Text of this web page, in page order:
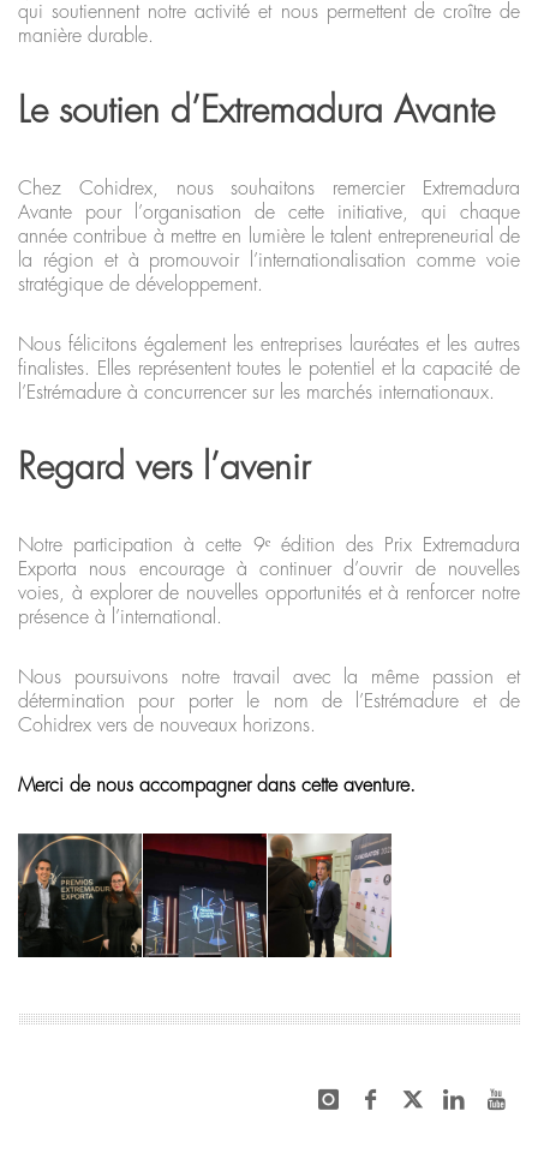
qui soutiennent notre activité et nous permettent de croître de
manière durable.
Le soutien d’Extremadura Avante
Chez Cohidrex, nous souhaitons remercier Extremadura
Avante pour l’organisation de cette initiative, qui chaque
année contribue à mettre en lumière le talent entrepreneurial de
la région et à promouvoir l’internationalisation comme voie
stratégique de développement.
Nous félicitons également les entreprises lauréates et les autres
finalistes. Elles représentent toutes le potentiel et la capacité de
l’Estrémadure à concurrencer sur les marchés internationaux.
Regard vers l’avenir
Notre participation à cette 9ᵉ édition des Prix Extremadura
Exporta nous encourage à continuer d’ouvrir de nouvelles
voies, à explorer de nouvelles opportunités et à renforcer notre
présence à l’international.
Nous poursuivons notre travail avec la même passion et
détermination pour porter le nom de l’Estrémadure et de
Cohidrex vers de nouveaux horizons.
Merci de nous accompagner dans cette aventure.